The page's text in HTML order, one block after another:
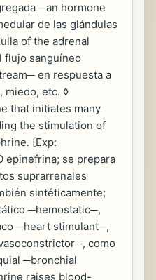
─an hormone
de las glándulas
of the adrenal
flujo sanguíneo
en respuesta a
miedo, etc. ◊
that initiates many
the stimulation of
[Exp:
epinefrina; se prepara
suprarrenales
sintéticamente;
─hemostatic─,
─heart stimulant─,
como
─bronchial
raises blood-